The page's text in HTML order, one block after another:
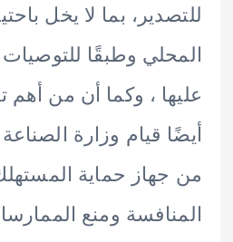
بما لا يخل باحتياجات
وطبقًا للتوصيات التي تم
، وكما أن من أهم تلك
قيام وزارة الصناعة
حماية المستهلك،
ومنع الممارسات